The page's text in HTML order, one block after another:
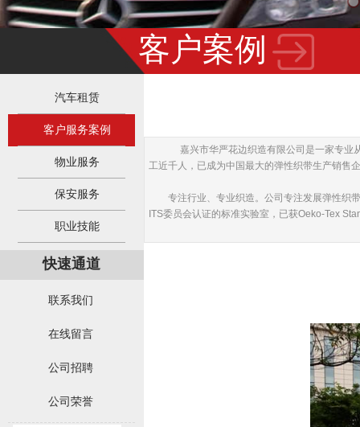
客户案例
汽车租赁
客户服务案例
物业服务
保安服务
职业技能
嘉兴市华严花边织造有限公司是一家专业
工近千人，已成为中国最大的弹性织带生产销售
专注行业、专业织造。公司专注发展弹性织
ITS委员会认证的标准实验室，已获Oeko-Tex
快速通道
联系我们
在线留言
公司招聘
公司荣誉